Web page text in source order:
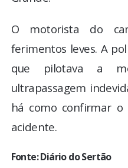
O motorista do
ferimentos leves. A
que pilotava a
ultrapassagem
há como confirmar
acidente.
Fonte: Diário do Sertão